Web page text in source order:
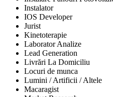
Instalator
IOS Developer
Jurist
Kinetoterapie
Laborator Analize
Lead Generation
Livrări La Domiciliu
Locuri de munca
Lumini / Artificii / Altele
Macaragist